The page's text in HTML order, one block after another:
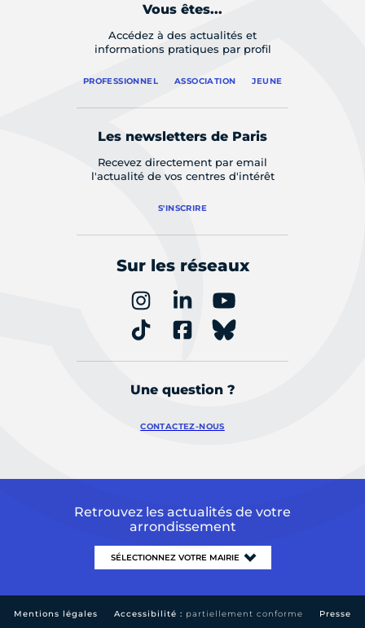
Vous êtes...
Accédez à des actualités et
informations pratiques par profil
PROFESSIONNEL ASSOCIATION JEUNE
Les newsletters de Paris
Recevez directement par email
l'actualité de vos centres d'intérêt
S'INSCRIRE
Sur les réseaux
Une question ?
CONTACTEZ-NOUS
Retrouvez les actualités de votre
arrondissement
Mentions légales Accessibilité : partiellement conforme Presse